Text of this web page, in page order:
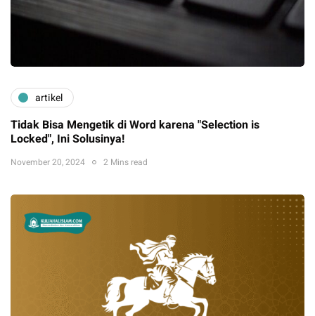
artikel
Tidak Bisa Mengetik di Word karena "Selection is
Locked", Ini Solusinya!
November 20, 2024 2 Mins read